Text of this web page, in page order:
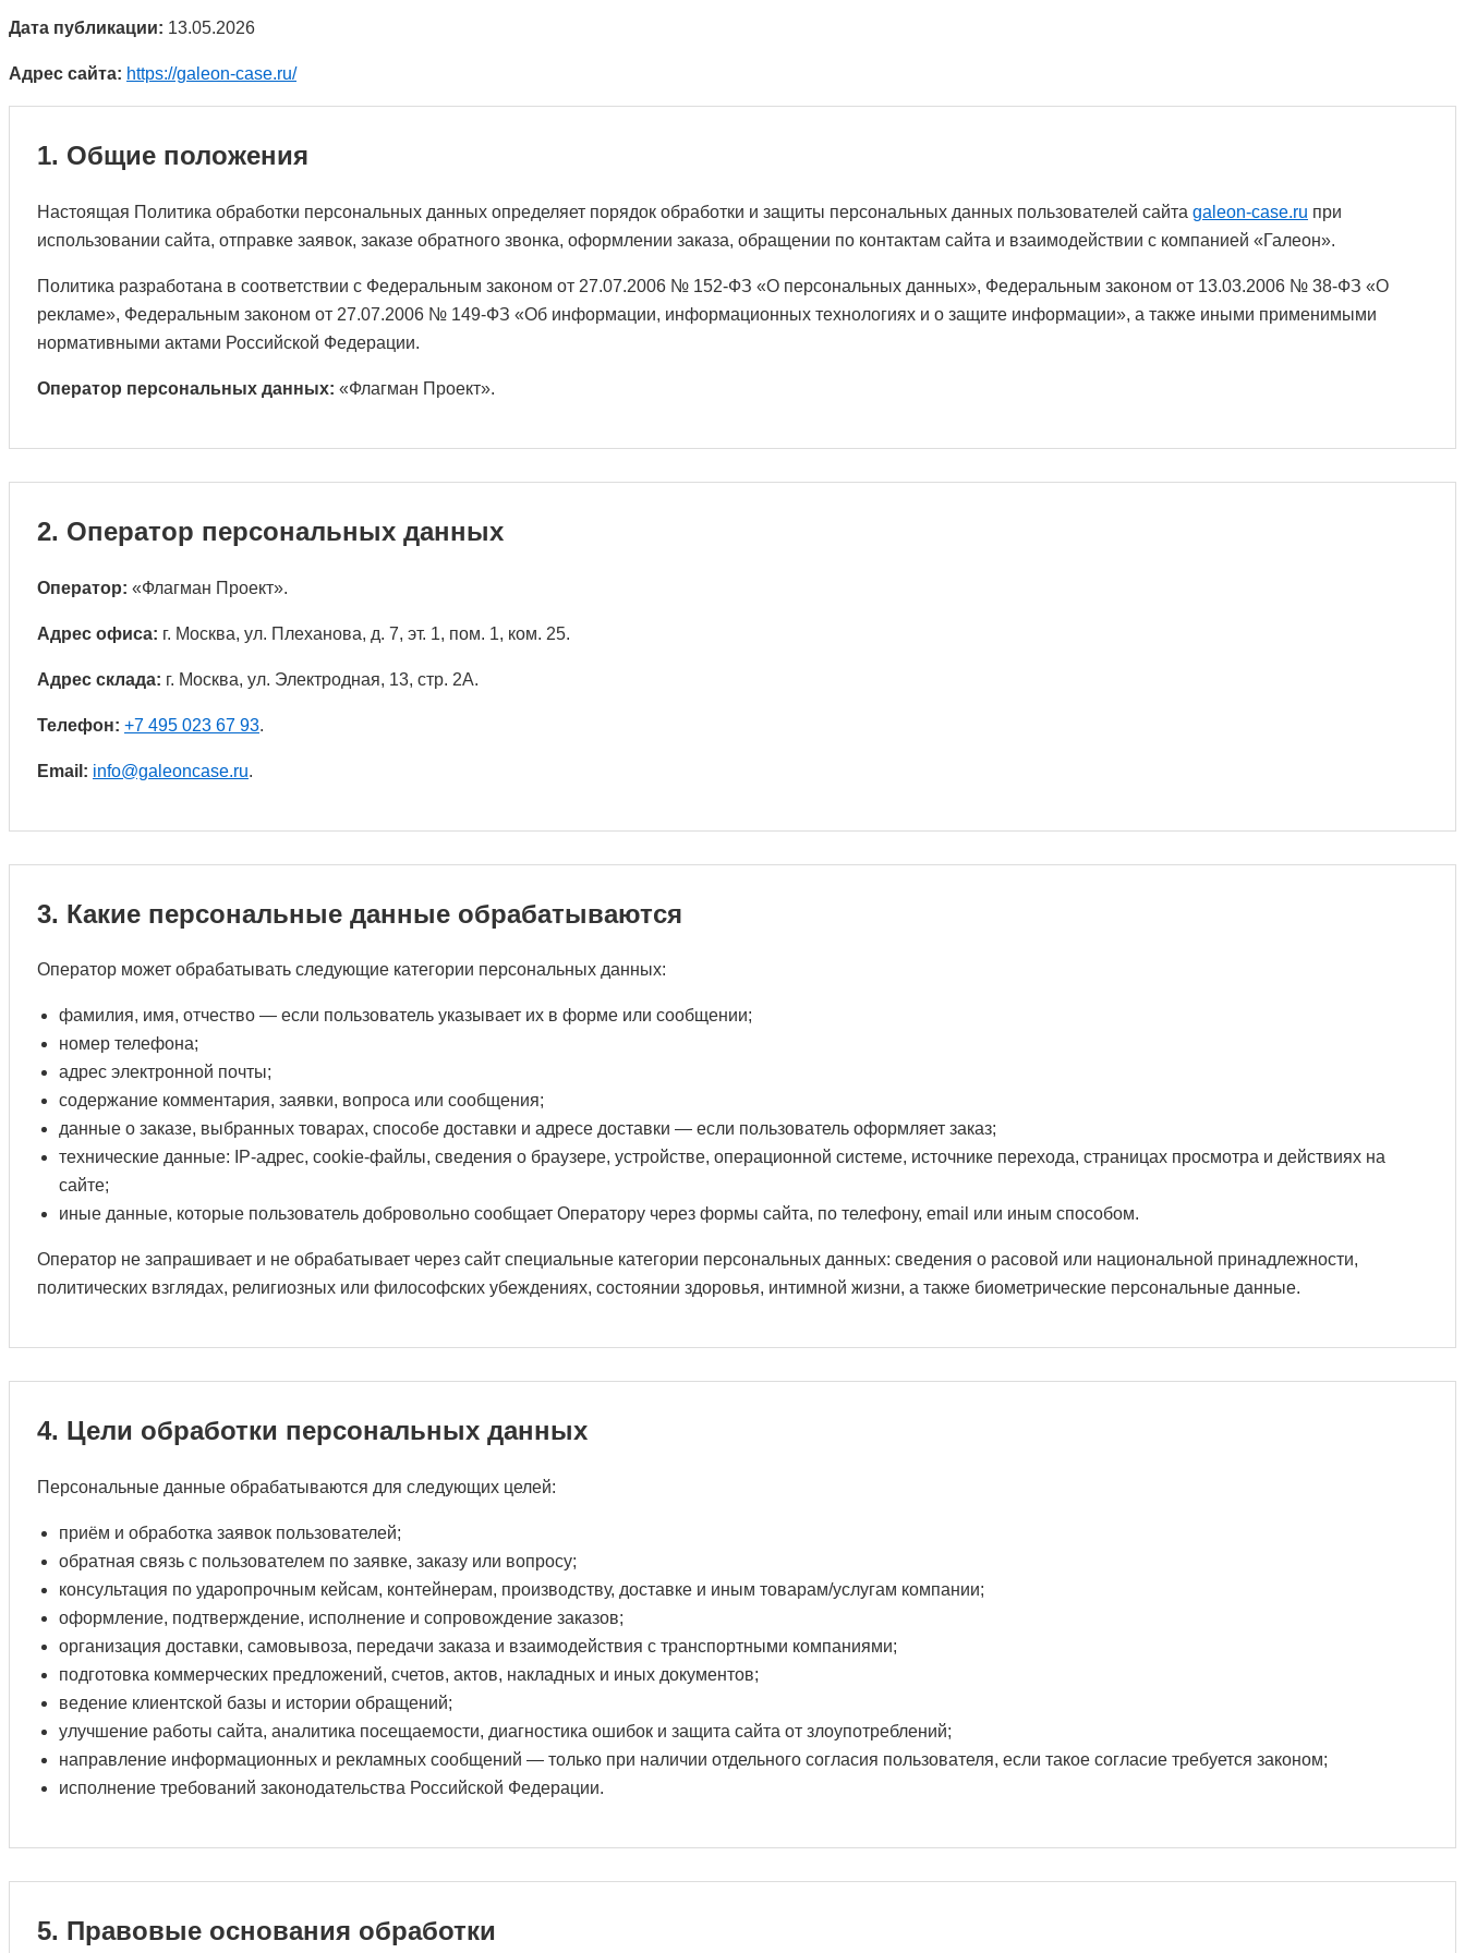
Дата публикации: 13.05.2026
Адрес сайта: https://galeon-case.ru/
1. Общие положения
Настоящая Политика обработки персональных данных определяет порядок обработки и защиты персональных данных пользователей сайта galeon-case.ru при
использовании сайта, отправке заявок, заказе обратного звонка, оформлении заказа, обращении по контактам сайта и взаимодействии с компанией «Галеон».
Политика разработана в соответствии с Федеральным законом от 27.07.2006 № 152-ФЗ «О персональных данных», Федеральным законом от 13.03.2006 № 38-ФЗ «О
рекламе», Федеральным законом от 27.07.2006 № 149-ФЗ «Об информации, информационных технологиях и о защите информации», а также иными применимыми
нормативными актами Российской Федерации.
Оператор персональных данных: «Флагман Проект».
2. Оператор персональных данных
Оператор: «Флагман Проект».
Адрес офиса: г. Москва, ул. Плеханова, д. 7, эт. 1, пом. 1, ком. 25.
Адрес склада: г. Москва, ул. Электродная, 13, стр. 2А.
Телефон: +7 495 023 67 93.
Email: info@galeoncase.ru.
3. Какие персональные данные обрабатываются
Оператор может обрабатывать следующие категории персональных данных:
фамилия, имя, отчество — если пользователь указывает их в форме или сообщении;
номер телефона;
адрес электронной почты;
содержание комментария, заявки, вопроса или сообщения;
данные о заказе, выбранных товарах, способе доставки и адресе доставки — если пользователь оформляет заказ;
технические данные: IP-адрес, cookie-файлы, сведения о браузере, устройстве, операционной системе, источнике перехода, страницах просмотра и действиях на
сайте;
иные данные, которые пользователь добровольно сообщает Оператору через формы сайта, по телефону, email или иным способом.
Оператор не запрашивает и не обрабатывает через сайт специальные категории персональных данных: сведения о расовой или национальной принадлежности,
политических взглядах, религиозных или философских убеждениях, состоянии здоровья, интимной жизни, а также биометрические персональные данные.
4. Цели обработки персональных данных
Персональные данные обрабатываются для следующих целей:
приём и обработка заявок пользователей;
обратная связь с пользователем по заявке, заказу или вопросу;
консультация по ударопрочным кейсам, контейнерам, производству, доставке и иным товарам/услугам компании;
оформление, подтверждение, исполнение и сопровождение заказов;
организация доставки, самовывоза, передачи заказа и взаимодействия с транспортными компаниями;
подготовка коммерческих предложений, счетов, актов, накладных и иных документов;
ведение клиентской базы и истории обращений;
улучшение работы сайта, аналитика посещаемости, диагностика ошибок и защита сайта от злоупотреблений;
направление информационных и рекламных сообщений — только при наличии отдельного согласия пользователя, если такое согласие требуется законом;
исполнение требований законодательства Российской Федерации.
5. Правовые основания обработки